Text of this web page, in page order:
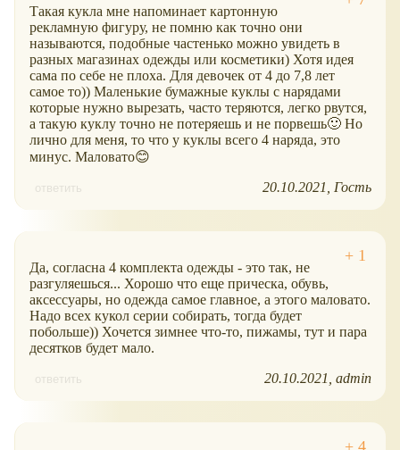
Такая кукла мне напоминает картонную
рекламную фигуру, не помню как точно они
называются, подобные частенько можно увидеть в
разных магазинах одежды или косметики) Хотя идея
сама по себе не плоха. Для девочек от 4 до 7,8 лет
самое то)) Маленькие бумажные куклы с нарядами
которые нужно вырезать, часто теряются, легко рвутся,
а такую куклу точно не потеряешь и не порвешь🙂 Но
лично для меня, то что у куклы всего 4 наряда, это
минус. Маловато😊
ответить 20.10.2021 Гость
Да, согласна 4 комплекта одежды - это так, не
разгуляешься... Хорошо что еще прическа, обувь,
аксессуары, но одежда самое главное, а этого маловато.
Надо всех кукол серии собирать, тогда будет
побольше)) Хочется зимнее что-то, пижамы, тут и пара
десятков будет мало.
ответить 20.10.2021 admin